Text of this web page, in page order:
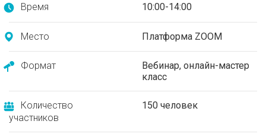
Время 10:00-14:00
Место Платформа ZOOM
Формат
Вебинар, онлайн-мастер
класс
Количество
участников
150 человек